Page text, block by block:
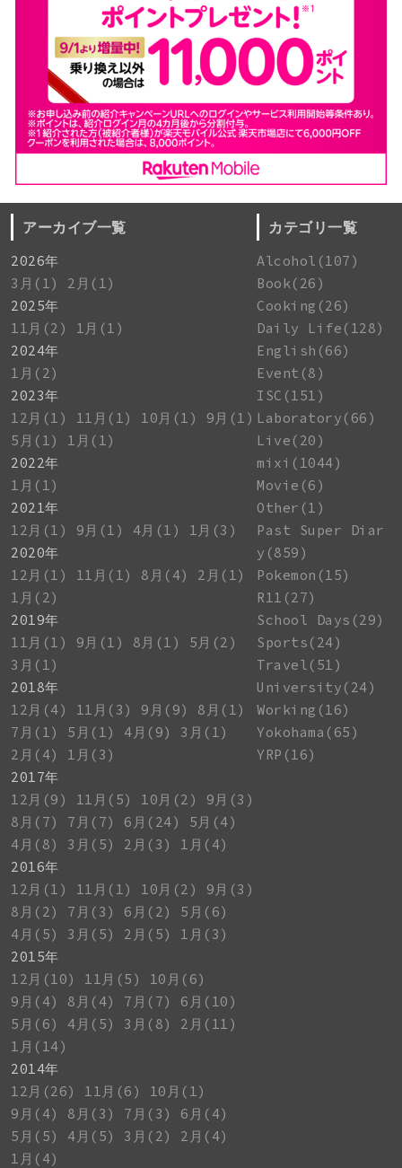
アーカイブ一覧
2026年
3月(1)
2月(1)
2025年
11月(2)
1月(1)
2024年
1月(2)
2023年
12月(1)
11月(1) 10月(1)
9月(1)
5月(1)
1月(1)
2022年
1月(1)
2021年
12月(1)
9月(1) 4月(1)
1月(3)
2020年
12月(1)
11月(1) 8月(4)
2月(1)
1月(2)
2019年
11月(1)
9月(1) 8月(1)
5月(2)
3月(1)
2018年
12月(4)
11月(3) 9月(9)
8月(1)
7月(1)
5月(1) 4月(9)
3月(1)
2月(4)
1月(3)
2017年
12月(9)
11月(5) 10月(2)
9月(3)
8月(7)
7月(7) 6月(24)
5月(4)
4月(8)
3月(5) 2月(3)
1月(4)
2016年
12月(1)
11月(1) 10月(2)
9月(3)
8月(2)
7月(3) 6月(2)
5月(6)
4月(5)
3月(5) 2月(5)
1月(3)
2015年
12月(10)
11月(5)
10月(6)
9月(4)
8月(4) 7月(7)
6月(10)
5月(6)
4月(5) 3月(8)
2月(11)
1月(14)
2014年
12月(26)
11月(6)
10月(1)
9月(4)
8月(3) 7月(3)
6月(4)
5月(5)
4月(5) 3月(2)
2月(4)
1月(4)
カテゴリ一覧
Alcohol(107)
Book(26)
Cooking(26)
Daily Life(128)
English(66)
Event(8)
ISC(151)
Laboratory(66)
Live(20)
mixi(1044)
Movie(6)
Other(1)
Past Super Diar
y(859)
Pokemon(15)
R11(27)
School Days(29)
Sports(24)
Travel(51)
University(24)
Working(16)
Yokohama(65)
YRP(16)